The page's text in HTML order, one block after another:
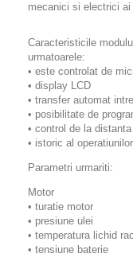
mecanici si electrici ai
Caracteristicile
urmatoarele:
• este controlat de
• display LCD
• transfer automat
• posibilitate de
• control de la distanta
• istoric al operatiunilor
Parametri urmariti:
Motor
• turatie motor
• presiune ulei
• temperatura lichid
• tensiune baterie